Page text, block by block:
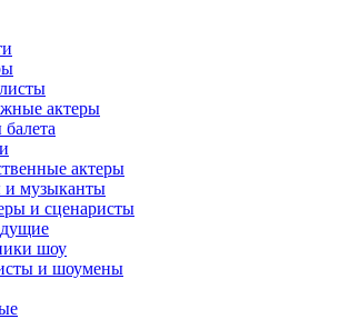
актеры
актеры
музыканты
и сценаристы
шоу
и шоумены